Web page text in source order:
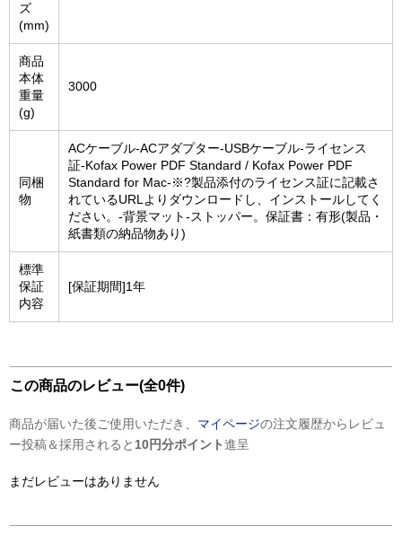
ズ
(mm)
商品
本体
重量
(g)
3000
同梱
物
ACケーブル-ACアダプター-USBケーブル-ライセンス
証-Kofax Power PDF Standard / Kofax Power PDF
Standard for Mac-※?製品添付のライセンス証に記載さ
れているURLよりダウンロードし、インストールしてく
ださい。-背景マット-ストッパー。保証書：有形(製品・
紙書類の納品物あり)
標準
保証
内容
[保証期間]1年
この商品のレビュー(全0件)
商品が届いた後ご使用いただき、 マイページの注文履歴からレビュ
ー投稿＆採用されると 10円分ポイント進呈
まだレビューはありません